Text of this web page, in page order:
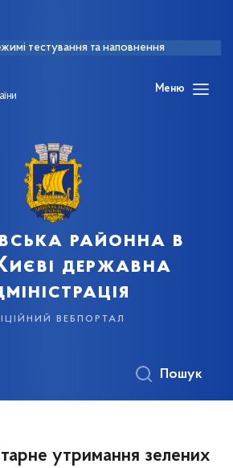
тестування та наповнення
Меню
районна в
державна
вебпортал
Пошук
утримання зелених